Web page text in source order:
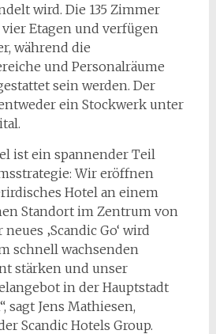
wird. Die 135 Zimmer
Etagen und verfügen
während die
und Personalräume
sein werden. Der
ein Stockwerk unter
ist ein spannender Teil
Wir eröffnen
Hotel an einem
Standort im Zentrum von
‚Scandic Go‘ wird
schnell wachsenden
stärken und unser
in der Hauptstadt
sagt Jens Mathiesen,
Scandic Hotels Group.